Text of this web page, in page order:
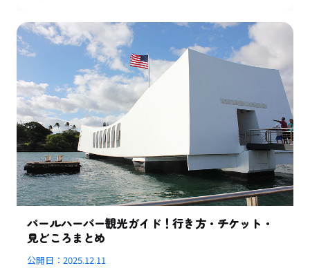
パールハーバー観光ガイド！行き方・チケット・
見どころまとめ
公開日：2025.12.11